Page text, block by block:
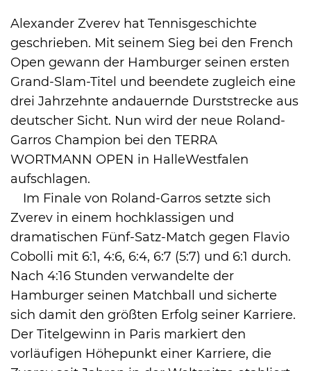
Alexander Zverev hat Tennisgeschichte
geschrieben. Mit seinem Sieg bei den French
Open gewann der Hamburger seinen ersten
Grand-Slam-Titel und beendete zugleich eine
drei Jahrzehnte andauernde Durststrecke aus
deutscher Sicht. Nun wird der neue Roland-
Garros Champion bei den TERRA
WORTMANN OPEN in HalleWestfalen
aufschlagen.
Im Finale von Roland-Garros setzte sich
Zverev in einem hochklassigen und
dramatischen Fünf-Satz-Match gegen Flavio
Cobolli mit 6:1, 4:6, 6:4, 6:7 (5:7) und 6:1 durch.
Nach 4:16 Stunden verwandelte der
Hamburger seinen Matchball und sicherte
sich damit den größten Erfolg seiner Karriere.
Der Titelgewinn in Paris markiert den
vorläufigen Höhepunkt einer Karriere, die